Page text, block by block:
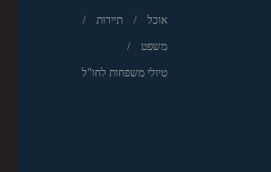
אוכל תיירות
משפט
טיולי משפחות לחו"ל